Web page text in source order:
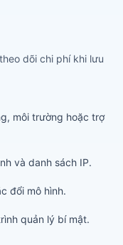
dõi chi phí khi lưu
môi trường hoặc trợ
và danh sách IP.
đổi mô hình.
quản lý bí mật.